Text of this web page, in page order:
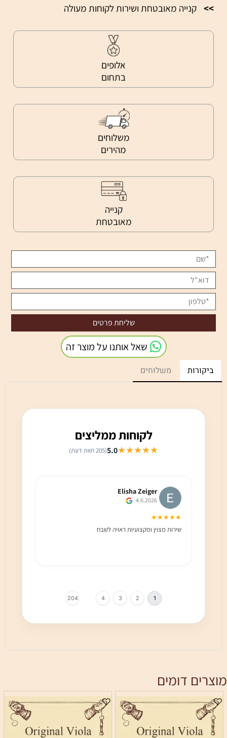
>> קנייה מאובטחת ושירות לקוחות מעולה
אלופים
בתחום
משלוחים
מהירים
קנייה
מאובטחת
שאל אותנו על מוצר זה
ביקורות משלוחים
לקוחות ממליצים
★★★★★
5.0(205 חוות דעת)
Elisha Zeiger
4.6.2026
★★★★★
שירות מצוין ומקצועיות ראויה לשבח
1
2
3
4
…
204
מוצרים דומים